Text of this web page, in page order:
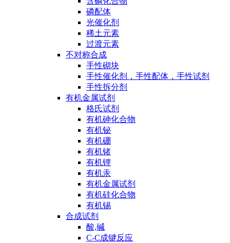
磷配体
光催化剂
稀土元素
过渡元素
不对称合成
手性砌块
手性催化剂，手性配体，手性试剂
手性拆分剂
有机金属试剂
格氏试剂
有机砷化合物
有机铋
有机硼
有机锗
有机锂
有机汞
有机金属试剂
有机硅化合物
有机锡
合成试剂
酸,碱
C-C成键反应